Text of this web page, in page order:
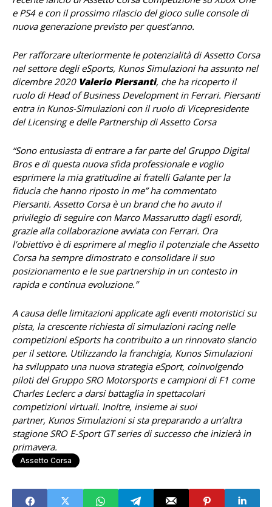
e PS4 e con il prossimo rilascio del gioco sulle console di
nuova generazione previsto per quest’anno.
Per rafforzare ulteriormente le potenzialità di Assetto Corsa
nel settore degli eSports, Kunos Simulazioni ha assunto nel
dicembre 2020 Valerio Piersanti, che ha ricoperto il
ruolo di Head of Business Development in Ferrari. Piersanti
entra in Kunos-Simulazioni con il ruolo di Vicepresidente
del Licensing e delle Partnership di Assetto Corsa
“Sono entusiasta di entrare a far parte del Gruppo Digital
Bros e di questa nuova sfida professionale e voglio
esprimere la mia gratitudine ai fratelli Galante per la
fiducia che hanno riposto in me” ha commentato
Piersanti. Assetto Corsa è un brand che ho avuto il
privilegio di seguire con Marco Massarutto dagli esordi,
grazie alla collaborazione avviata con Ferrari. Ora
l’obiettivo è di esprimere al meglio il potenziale che Assetto
Corsa ha sempre dimostrato e consolidare il suo
posizionamento e le sue partnership in un contesto in
rapida e continua evoluzione.”
A causa delle limitazioni applicate agli eventi motoristici su
pista, la crescente richiesta di simulazioni racing nelle
competizioni eSports ha contribuito a un rinnovato slancio
per il settore. Utilizzando la franchigia, Kunos Simulazioni
ha sviluppato una nuova strategia eSport, coinvolgendo
piloti del Gruppo SRO Motorsports e campioni di F1 come
Charles Leclerc a darsi battaglia in spettacolari
competizioni virtuali. Inoltre, insieme ai suoi
partner, Kunos Simulazioni si sta preparando a un’altra
stagione SRO E-Sport GT series di successo che inizierà in
primavera.
Assetto Corsa